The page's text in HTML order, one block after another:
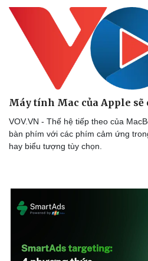
Thể thao
Bóng đá
Lịch thi đấu bóng đá
Thế giới thể thao
Hậu trường
Máy tính Mac của Apple sẽ
VOV.VN - Thế hệ tiếp theo của
bàn phím với các phím cảm ứng
hay biểu tượng tùy chọn.